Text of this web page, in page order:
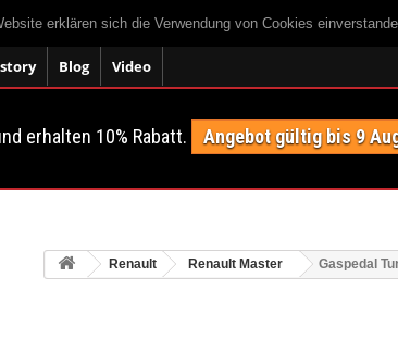
erklären sich die Verwendung von Cookies
Blog Video
erhalten 10% Rabatt. Angebot gültig bis 9
Renault Renault Master Gaspedal